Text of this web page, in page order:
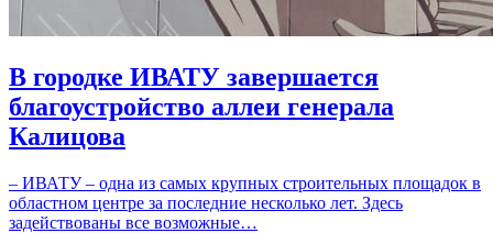
В городке ИВАТУ завершается
благоустройство аллеи генерала
Калицова
– ИВАТУ – одна из самых крупных строительных площадок в
областном центре за последние несколько лет. Здесь
задействованы все возможные…